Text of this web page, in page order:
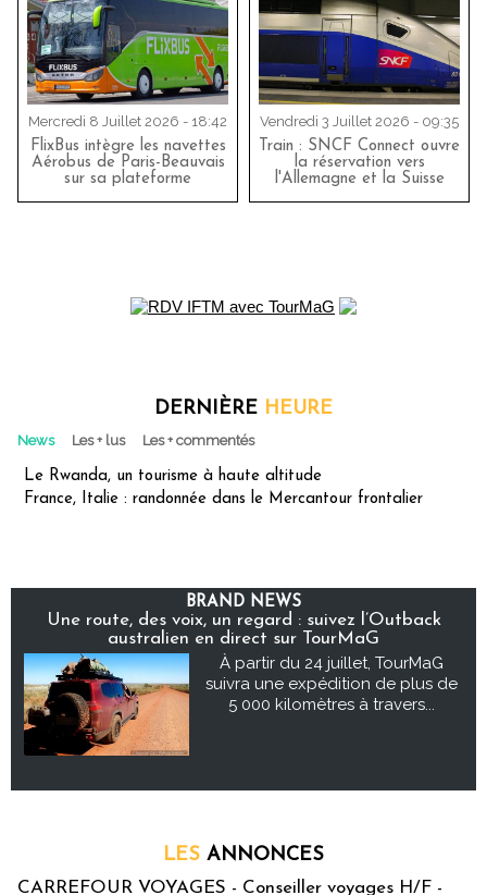
Mercredi 8 Juillet 2026 - 18:42
FlixBus intègre les navettes
Aérobus de Paris-Beauvais
sur sa plateforme
Vendredi 3 Juillet 2026 - 09:35
Train : SNCF Connect ouvre
la réservation vers
l'Allemagne et la Suisse
DERNIÈRE HEURE
News Les + lus Les + commentés
Le Rwanda, un tourisme à haute altitude
France, Italie : randonnée dans le Mercantour frontalier
BRAND NEWS
Une route, des voix, un regard : suivez l’Outback
australien en direct sur TourMaG
À partir du 24 juillet, TourMaG
suivra une expédition de plus de
5 000 kilomètres à travers...
LES ANNONCES
CARREFOUR VOYAGES - Conseiller voyages H/F -